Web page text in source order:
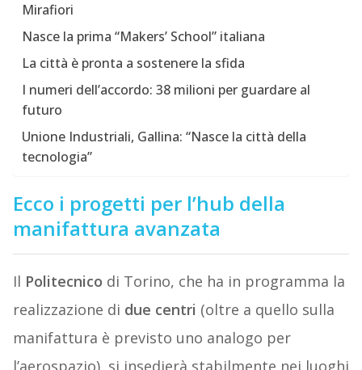
Mirafiori
Nasce la prima “Makers’ School” italiana
La città è pronta a sostenere la sfida
I numeri dell’accordo: 38 milioni per guardare al
futuro
Unione Industriali, Gallina: “Nasce la città della
tecnologia”
Ecco i progetti per l’hub della
manifattura avanzata
Il Politecnico di Torino, che ha in programma la
realizzazione di due centri (oltre a quello sulla
manifattura è previsto uno analogo per